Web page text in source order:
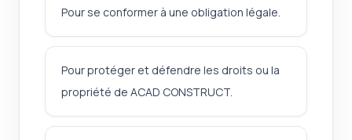
Pour se conformer à une obligation légale.
Pour protéger et défendre les droits ou la
propriété de ACAD CONSTRUCT.